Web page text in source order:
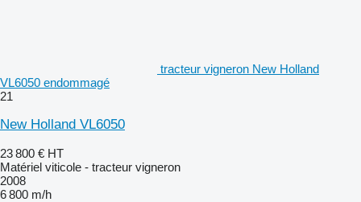
tracteur vigneron New Holland
VL6050 endommagé
21
New Holland VL6050
23 800 € HT
Matériel viticole - tracteur vigneron
2008
6 800 m/h